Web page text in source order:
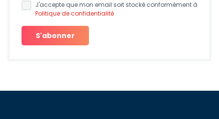
J'accepte que mon email soit stocké conformément à
Politique de confidentialité